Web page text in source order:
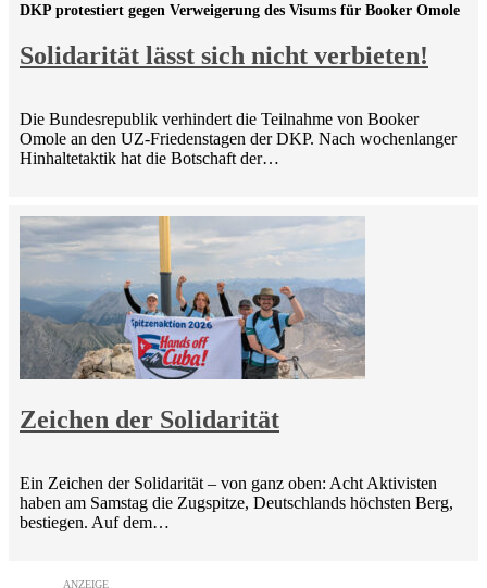
Solidarität lässt sich nicht verbieten!
DKP protestiert gegen Verweigerung des Visums für Booker Omole
Die Bundesrepublik verhindert die Teilnahme von Booker
Omole an den UZ-Friedenstagen der DKP. Nach wochenlanger
Hinhaltetaktik hat die Botschaft der…
Zeichen der Solidarität
Ein Zeichen der Solidarität – von ganz oben: Acht Aktivisten
haben am Samstag die Zugspitze, Deutschlands höchsten Berg,
bestiegen. Auf dem…